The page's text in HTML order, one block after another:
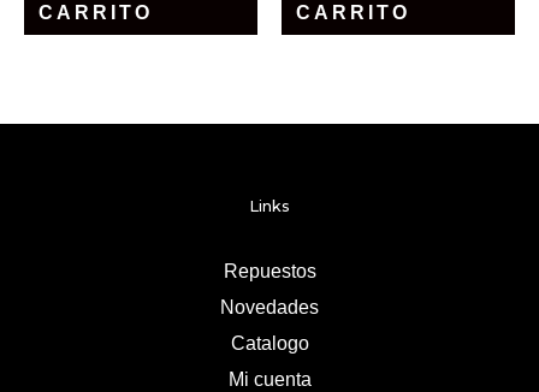
CARRITO
CARRITO
Links
Repuestos
Novedades
Catalogo
Mi cuenta